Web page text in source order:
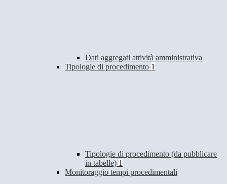
Dati aggregati attività amministrativa
Tipologie di procedimento 1
Tipologie di procedimento (da pubblicare
in tabelle) 1
Monitoraggio tempi procedimentali